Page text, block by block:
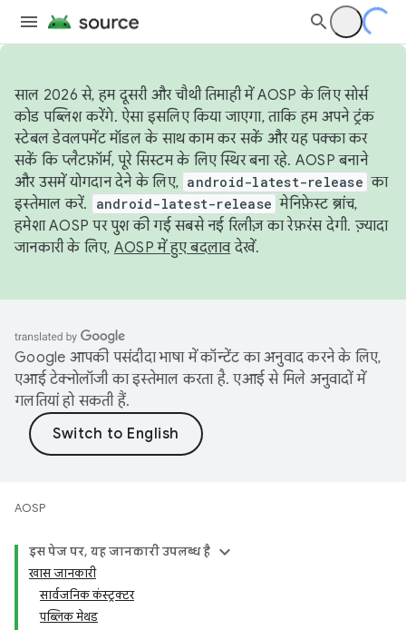
साल 2026 से, हम दूसरी और चौथी तिमाही में AOSP के लिए सोर्स
कोड पब्लिश करेंगे. ऐसा इसलिए किया जाएगा, ताकि हम अपने ट्रंक
स्टेबल डेवलपमेंट मॉडल के साथ काम कर सकें और यह पक्का कर
सकें कि प्लैटफ़ॉर्म, पूरे सिस्टम के लिए स्थिर बना रहे. AOSP बनाने
और उसमें योगदान देने के लिए, android-latest-release का
इस्तेमाल करें.
android-latest-release मेनिफ़ेस्ट ब्रांच,
हमेशा AOSP पर पुश की गई सबसे नई रिलीज़ का रेफ़रंस देगी. ज़्यादा
जानकारी के लिए, AOSP में हुए बदलावदेखें.
Google आपकी पसंदीदा भाषा में कॉन्टेंट का अनुवाद करने के लिए,
एआई टेक्नोलॉजी का इस्तेमाल करता है. एआई से मिले अनुवादों में
गलतियां हो सकती हैं.
AOSP
इस पेज पर, यह जानकारी उपलब्ध है
खास जानकारी
सार्वजनिक कंस्ट्रक्टर
पब्लिक मेथड